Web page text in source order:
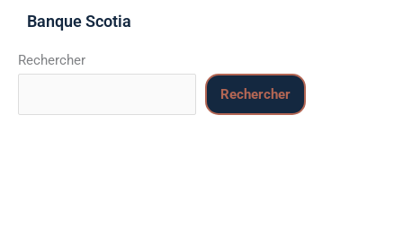
Banque Scotia
Rechercher
Rechercher